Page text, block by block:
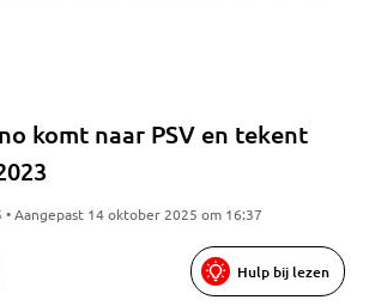
komt naar PSV en tekent
Aangepast 14 oktober 2025 om 16:37
Hulp bij lezen